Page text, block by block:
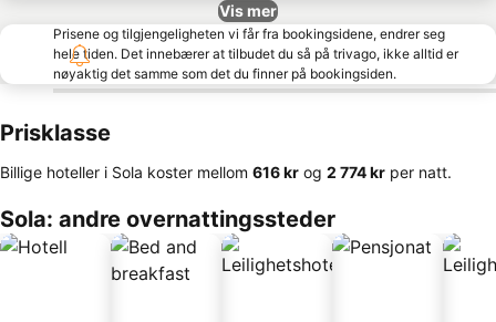
Vis mer
Prisene og tilgjengeligheten vi får fra bookingsidene, endrer seg
hele tiden. Det innebærer at tilbudet du så på trivago, ikke alltid er
nøyaktig det samme som det du finner på bookingsiden.
Prisklasse
Billige hoteller i Sola koster mellom ‎616 kr og ‎2 774 kr per natt.
Sola: andre overnattingssteder